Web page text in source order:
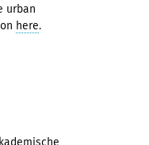
urban
here.